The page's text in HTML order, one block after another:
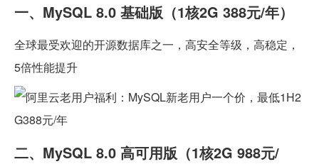
一、MySQL 8.0 基础版（1核2G 388元/年）
全球最受欢迎的开源数据库之一，高安全等级，高稳定，
5倍性能提升
二、MySQL 8.0 高可用版（1核2G 988元/